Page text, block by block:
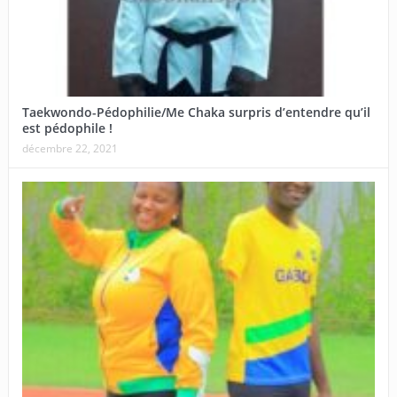
Taekwondo-Pédophilie/Me Chaka surpris d’entendre qu’il
est pédophile !
décembre 22, 2021